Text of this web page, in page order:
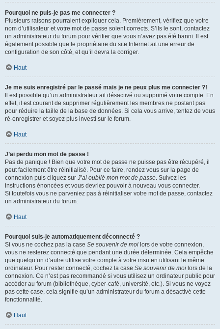
Pourquoi ne puis-je pas me connecter ?
Plusieurs raisons pourraient expliquer cela. Premièrement, vérifiez que votre
nom d’utilisateur et votre mot de passe soient corrects. S’ils le sont, contactez
un administrateur du forum pour vérifier que vous n’avez pas été banni. Il est
également possible que le propriétaire du site Internet ait une erreur de
configuration de son côté, et qu’il devra la corriger.
Haut
Je me suis enregistré par le passé mais je ne peux plus me connecter ?!
Il est possible qu’un administrateur ait désactivé ou supprimé votre compte. En
effet, il est courant de supprimer régulièrement les membres ne postant pas
pour réduire la taille de la base de données. Si cela vous arrive, tentez de vous
ré-enregistrer et soyez plus investi sur le forum.
Haut
J’ai perdu mon mot de passe !
Pas de panique ! Bien que votre mot de passe ne puisse pas être récupéré, il
peut facilement être réinitialisé. Pour ce faire, rendez vous sur la page de
connexion puis cliquez sur J’ai oublié mon mot de passe. Suivez les
instructions énoncées et vous devriez pouvoir à nouveau vous connecter.
Si toutefois vous ne parveniez pas à réinitialiser votre mot de passe, contactez
un administrateur du forum.
Haut
Pourquoi suis-je automatiquement déconnecté ?
Si vous ne cochez pas la case Se souvenir de moi lors de votre connexion,
vous ne resterez connecté que pendant une durée déterminée. Cela empêche
que quelqu’un d’autre utilise votre compte à votre insu en utilisant le même
ordinateur. Pour rester connecté, cochez la case Se souvenir de moi lors de la
connexion. Ce n’est pas recommandé si vous utilisez un ordinateur public pour
accéder au forum (bibliothèque, cyber-café, université, etc.). Si vous ne voyez
pas cette case, cela signifie qu’un administrateur du forum a désactivé cette
fonctionnalité.
Haut